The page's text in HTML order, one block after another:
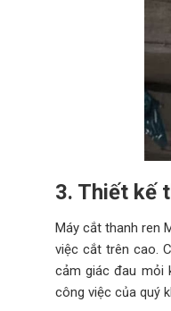
3. Thiết kế
Máy cắt thanh ren
việc cắt trên cao.
cảm giác đau mỏi
công việc của quý